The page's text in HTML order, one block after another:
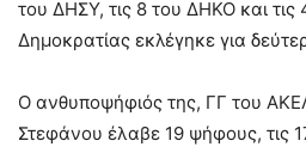
του ΔΗΣΥ, τις 8 του ΔΗΚΟ και τις
Δημοκρατίας εκλέγηκε για
Ο ανθυποψήφιός της, ΓΓ του
Στεφάνου έλαβε 19 ψήφους, τις